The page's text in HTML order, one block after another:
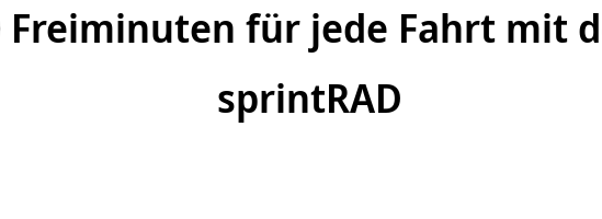
Frei­mi­nu­ten für jede Fahrt mit
sprintRAD